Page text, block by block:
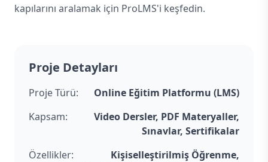
kapılarını aralamak için ProLMS'i keşfedin.
Proje Detayları
Proje Türü:
Online Eğitim Platformu (LMS)
Kapsam:
Video Dersler, PDF Materyaller,
Sınavlar, Sertifikalar
Özellikler:
Kişiselleştirilmiş Öğrenme,